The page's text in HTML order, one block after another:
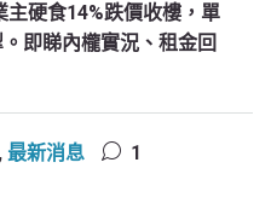
主硬食14%跌價收樓，單
即睇內櫳實況、租金回
最新消息 1